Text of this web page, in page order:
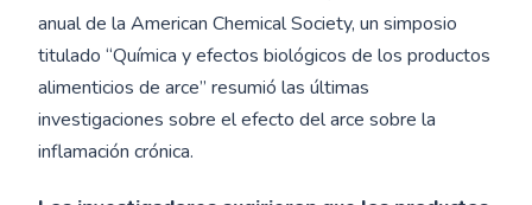
anual de la American Chemical Society, un simposio
titulado “Química y efectos biológicos de los productos
alimenticios de arce” resumió las últimas
investigaciones sobre el efecto del arce sobre la
inflamación crónica.